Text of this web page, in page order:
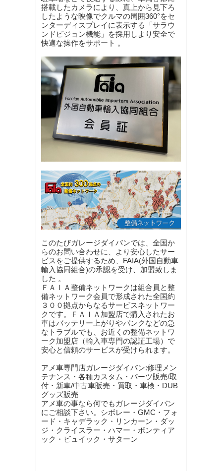
搭載したカメラにより、真上から見下ろ
したような映像でクルマの周囲360°をセ
ンターディスプレイに表示する「サラウ
ンドビジョン機能」を採用しより安全で
快適な操作をサポート 。
このたびガレージダイバンでは、全国か
らのお問い合わせに、より安心したサー
ビスをご提供するため、FAIA(外国自動車
輸入協同組合)の承認を受け、加盟致しま
した 。
ＦＡＩＡ整備ネットワークは組合員と整
備ネットワーク会員で形成された全国約
３００拠点からなるサービスネットワー
クです。ＦＡＩＡ加盟店で購入されたお
車はバッテリー上がりやパンクなどの急
なトラブルでも、お近くの整備ネットワ
ーク加盟店（輸入車専門の認証工場）で
安心と信頼のサービスが受けられます。
アメ車専門店ガレージダイバン:修理メン
テナンス・各種カスタム・パーツ販売/取
付・新車/中古車販売・買取・車検・DUB
グッズ販売
アメ車の事なら何でもガレージダイバン
にご相談下さい。シボレー・GMC・フォ
ード・キャデラック・リンカーン・ダッ
ジ・クライスラー・ハマー・ポンティア
ック・ビュイック・サターン